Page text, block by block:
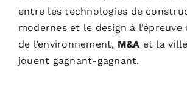
entre les technologies de
modernes et le design à
de l’environnement, M&A et la
jouent gagnant-gagnant.